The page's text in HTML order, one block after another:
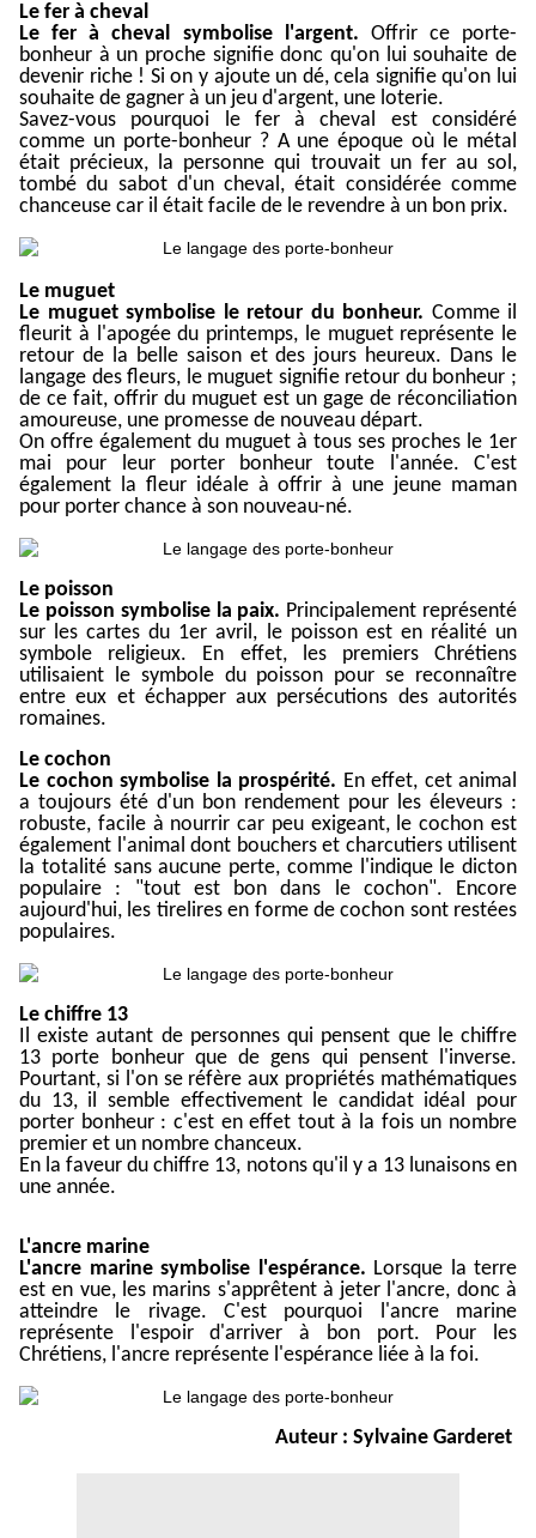
Le fer à cheval
Le fer à cheval symbolise l'argent. Offrir ce porte-
bonheur à un proche signifie donc qu'on lui souhaite de
devenir riche ! Si on y ajoute un dé, cela signifie qu'on lui
souhaite de gagner à un jeu d'argent, une loterie.
Savez-vous pourquoi le fer à cheval est considéré
comme un porte-bonheur ? A une époque où le métal
était précieux, la personne qui trouvait un fer au sol,
tombé du sabot d'un cheval, était considérée comme
chanceuse car il était facile de le revendre à un bon prix.
Le muguet
Le muguet symbolise le retour du bonheur. Comme il
fleurit à l'apogée du printemps, le muguet représente le
retour de la belle saison et des jours heureux. Dans le
langage des fleurs, le muguet signifie retour du bonheur ;
de ce fait, offrir du muguet est un gage de réconciliation
amoureuse, une promesse de nouveau départ.
On offre également du muguet à tous ses proches le 1er
mai pour leur porter bonheur toute l'année. C'est
également la fleur idéale à offrir à une jeune maman
pour porter chance à son nouveau-né.
Le poisson
Le poisson symbolise la paix. Principalement représenté
sur les cartes du 1er avril, le poisson est en réalité un
symbole religieux. En effet, les premiers Chrétiens
utilisaient le symbole du poisson pour se reconnaître
entre eux et échapper aux persécutions des autorités
romaines.
Le cochon
Le cochon symbolise la prospérité. En effet, cet animal
a toujours été d'un bon rendement pour les éleveurs :
robuste, facile à nourrir car peu exigeant, le cochon est
également l'animal dont bouchers et charcutiers utilisent
la totalité sans aucune perte, comme l'indique le dicton
populaire : "tout est bon dans le cochon". Encore
aujourd'hui, les tirelires en forme de cochon sont restées
populaires.
Le chiffre 13
Il existe autant de personnes qui pensent que le chiffre
13 porte bonheur que de gens qui pensent l'inverse.
Pourtant, si l'on se réfère aux propriétés mathématiques
du 13, il semble effectivement le candidat idéal pour
porter bonheur : c'est en effet tout à la fois un nombre
premier et un nombre chanceux.
En la faveur du chiffre 13, notons qu'il y a 13 lunaisons en
une année.
L'ancre marine
L'ancre marine symbolise l'espérance. Lorsque la terre
est en vue, les marins s'apprêtent à jeter l'ancre, donc à
atteindre le rivage. C'est pourquoi l'ancre marine
représente l'espoir d'arriver à bon port. Pour les
Chrétiens, l'ancre représente l'espérance liée à la foi.
Auteur : Sylvaine Garderet